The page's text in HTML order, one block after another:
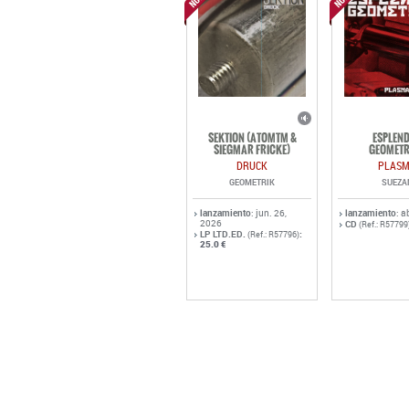
SEKTION (ATOMTM &
SIEGMAR FRICKE)
DRUCK
GEOMETRIK
lanzamiento: jun. 26,
2026
LP LTD.ED. (Ref.: R57796):
25.0 €
lanzamiento:
CD (Ref.: